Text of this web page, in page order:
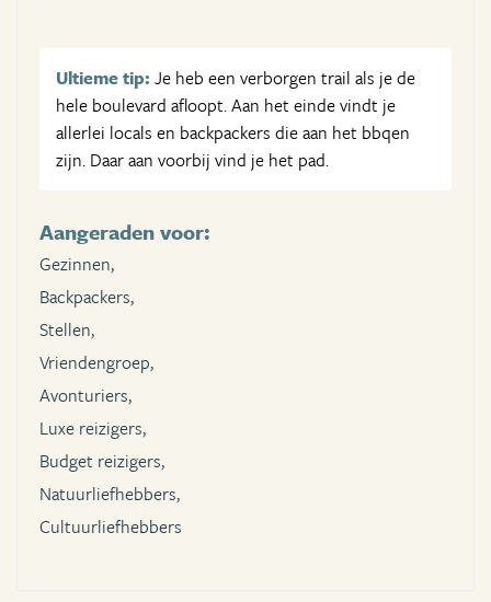
Ultieme tip: Je heb een verborgen trail als je de
hele boulevard afloopt. Aan het einde vindt je
allerlei locals en backpackers die aan het bbqen
zijn. Daar aan voorbij vind je het pad.
Aangeraden voor:
Gezinnen,
Backpackers,
Stellen,
Vriendengroep,
Avonturiers,
Luxe reizigers,
Budget reizigers,
Natuurliefhebbers,
Cultuurliefhebbers